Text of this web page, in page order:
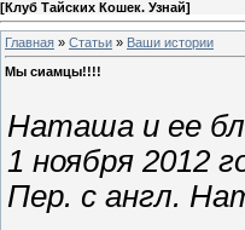
[Клуб Тайских Кошек. Узнай]
Главная » Статьи » Ваши истории
Мы сиамцы!!!!
Наташа и ее
1 ноября 2012
Пер. с англ.